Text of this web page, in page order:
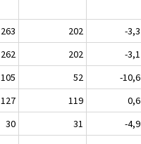
263 202
-3,3
262 202
-3,1
105 52
-10,6
127 119
0,6
30 31
-4,9